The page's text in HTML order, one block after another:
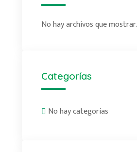
No hay archivos que mostrar.
Categorías
No hay categorías